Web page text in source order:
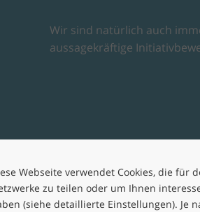
Webseite verwendet Cookies, die
zu teilen oder um Ihnen
(siehe detaillierte Einstellungen). Je
Wir sind natürlich auch
aussagekräftige